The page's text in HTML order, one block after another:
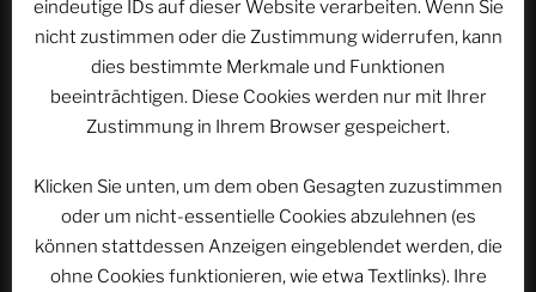
Nächster
Beitrag
WEITER
ACSOLAR #203: 45 Jahre EUROPA-PARK – Teil 6:
1996 bis 1998
WEBSEITE DURCHSUCHEN
Suchen
eindeutige IDs auf dieser Website verarbeiten. Wenn Sie
nicht zustimmen oder die Zustimmung widerrufen, kann
dies bestimmte Merkmale und Funktionen
beeinträchtigen. Diese Cookies werden nur mit Ihrer
Zustimmung in Ihrem Browser gespeichert.
Klicken Sie unten, um dem oben Gesagten zuzustimmen
oder um nicht-essentielle Cookies abzulehnen (es
können stattdessen Anzeigen eingeblendet werden, die
ohne Cookies funktionieren, wie etwa Textlinks). Ihre